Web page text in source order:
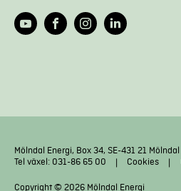
Mölndal Energi, Box 34, SE-431 21 Mölndal
Tel växel: 031-86 65 00
Cookies
Copyright © 2026 Mölndal Energi